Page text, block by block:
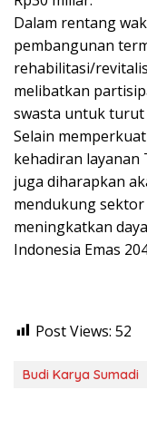
Dalam rentang
pembangunan
rehabilitasi/
melibatkan
swasta untuk
Selain
kehadiran layanan
juga diharapkan
mendukung
meningkatkan
Indonesia Emas
Post Views: 52
Budi Karya Sumadi